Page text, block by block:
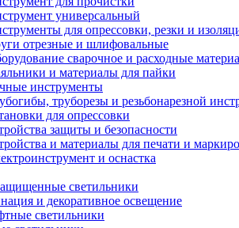
универсальный
для опрессовки, резки и
отрезные и шлифовальные
сварочное и расходные
и материалы для пайки
инструменты
труборезы и резьбонарезной
для опрессовки
защиты и безопасности
и материалы для печати и
и оснастка
светильники
и декоративное освещение
светильники